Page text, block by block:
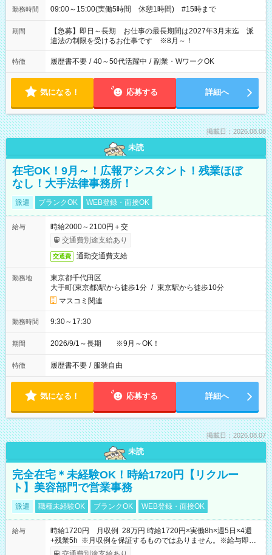
勤務時間 09:00～15:00(実働5時間 休憩1時間) #15時まで
期間
【急募】即日～長期 お仕事の最長期間は2027年3月末迄 派
遣法の制限を受けるお仕事です ※8月～！
特徴 履歴書不要 / 40～50代活躍中 / 副業・WワークOK
気になる！ 応募する 詳細へ
掲載日：2026.08.08
未読
在宅OK！9月～！広報アシスタント！残業ほぼ
なし！大手法律事務所！
派遣 ブランクOK WEB登録・面接OK
給与
時給2000～2100円＋交
交通費別途支給あり
交通費 通勤交通費支給
勤務地
東京都千代田区
大手町(東京都)駅から徒歩1分 / 東京駅から徒歩10分
マスコミ関連
勤務時間 9:30～17:30
期間 2026/9/1～長期 ※9月～OK！
特徴 履歴書不要 / 服装自由
気になる！ 応募する 詳細へ
掲載日：2026.08.07
未読
完全在宅＊未経験OK！時給1720円【リクルー
ト】美容部門で営業事務
派遣 職種未経験OK ブランクOK WEB登録・面接OK
給与
時給1720円 月収例 28万円 時給1720円×実働8h×週5日×4週
+残業5h ※月収例を保証するものではありません。※給与即受
取りサービス利用可（利用条件有）